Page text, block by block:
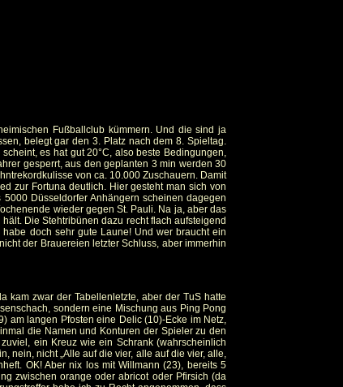
Fußballclub kümmern. Und die sind ja
belegt gar den 3. Platz nach dem 8. Spieltag.
es hat gut 20°C, also beste Bedingungen,
gesperrt, aus den geplanten 3 min werden 30
von ca. 10.000 Zuschauern. Damit
zur Fortuna deutlich. Hier gesteht man sich von
Düsseldorfer Anhängern scheinen dagegen
wieder gegen St. Pauli. Na ja, aber das
Die Stehtribünen dazu recht flach aufsteigend
doch sehr gute Laune! Und wer braucht ein
der Brauereien letzter Schluss, aber immerhin
kam zwar der Tabellenletzte, aber der TuS hatte
sondern eine Mischung aus Ping Pong
am langen Pfosten eine Delic (10)-Ecke im Netz,
die Namen und Konturen der Spieler zu den
ein Kreuz wie ein Schrank (wahrscheinlich
nein, nicht „Alle auf die vier, alle auf die vier, alle,
OK! Aber nix los mit Willmann (23), bereits 5
zwischen orange oder abricot oder Pfirsich (da